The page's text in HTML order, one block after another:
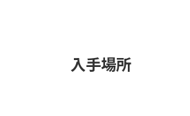
入手場所